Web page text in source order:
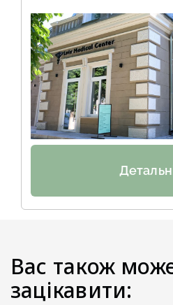
Вас також
зацікавити: